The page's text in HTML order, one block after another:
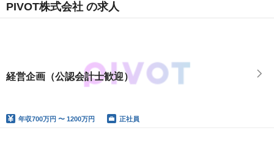
PIVOT株式会社 の求人
経営企画（公認会計士歓迎）
年収700万円 〜 1200万円 正社員